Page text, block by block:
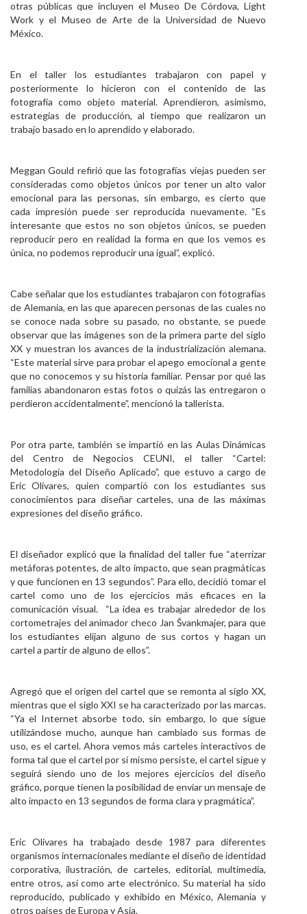
otras públicas que incluyen el Museo De Córdova, Light
Work y el Museo de Arte de la Universidad de Nuevo
México.
En el taller los estudiantes trabajaron con papel y
posteriormente lo hicieron con el contenido de las
fotografía como objeto material. Aprendieron, asimismo,
estrategias de producción, al tiempo que realizaron un
trabajo basado en lo aprendido y elaborado.
Meggan Gould refirió que las fotografías viejas pueden ser
consideradas como objetos únicos por tener un alto valor
emocional para las personas, sin embargo, es cierto que
cada impresión puede ser reproducida nuevamente. “Es
interesante que estos no son objetos únicos, se pueden
reproducir pero en realidad la forma en que los vemos es
única, no podemos reproducir una igual”, explicó.
Cabe señalar que los estudiantes trabajaron con fotografías
de Alemania, en las que aparecen personas de las cuales no
se conoce nada sobre su pasado, no obstante, se puede
observar que las imágenes son de la primera parte del siglo
XX y muestran los avances de la industrialización alemana.
“Este material sirve para probar el apego emocional a gente
que no conocemos y su historia familiar. Pensar por qué las
familias abandonaron estas fotos o quizás las entregaron o
perdieron accidentalmente”, mencionó la tallerista.
Por otra parte, también se impartió en las Aulas Dinámicas
del Centro de Negocios CEUNI, el taller “Cartel:
Metodología del Diseño Aplicado”, que estuvo a cargo de
Eric Olivares, quien compartió con los estudiantes sus
conocimientos para diseñar carteles, una de las máximas
expresiones del diseño gráfico.
El diseñador explicó que la finalidad del taller fue “aterrizar
metáforas potentes, de alto impacto, que sean pragmáticas
y que funcionen en 13 segundos”. Para ello, decidió tomar el
cartel como uno de los ejercicios más eficaces en la
comunicación visual. “La idea es trabajar alrededor de los
cortometrajes del animador checo Jan Švankmajer, para que
los estudiantes elijan alguno de sus cortos y hagan un
cartel a partir de alguno de ellos”.
Agregó que el origen del cartel que se remonta al siglo XX,
mientras que el siglo XXI se ha caracterizado por las marcas.
“Ya el Internet absorbe todo, sin embargo, lo que sigue
utilizándose mucho, aunque han cambiado sus formas de
uso, es el cartel. Ahora vemos más carteles interactivos de
forma tal que el cartel por sí mismo persiste, el cartel sigue y
seguirá siendo uno de los mejores ejercicios del diseño
gráfico, porque tienen la posibilidad de enviar un mensaje de
alto impacto en 13 segundos de forma clara y pragmática”.
Eric Olivares ha trabajado desde 1987 para diferentes
organismos internacionales mediante el diseño de identidad
corporativa, ilustración, de carteles, editorial, multimedia,
entre otros, así como arte electrónico. Su material ha sido
reproducido, publicado y exhibido en México, Alemania y
otros países de Europa y Asia.